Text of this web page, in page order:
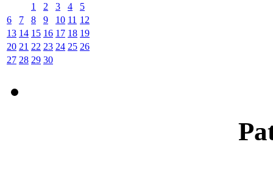
1
2 3 4
5
6
7 8 9 10 11 12
13 14 15 16 17 18 19
20 21 22 23 24 25 26
27 28 29 30